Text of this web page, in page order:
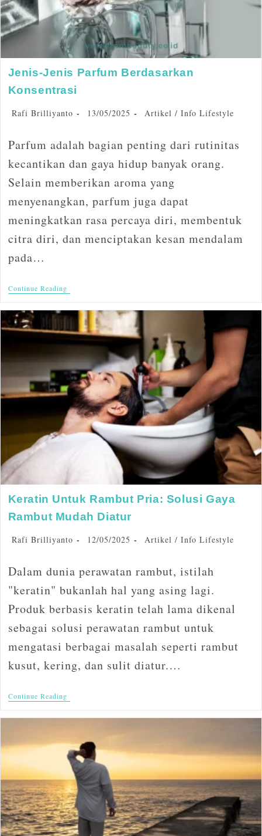
Jenis-Jenis Parfum Berdasarkan
Konsentrasi
Rafi Brilliyanto 13/05/2025 Artikel / Info Lifestyle
Parfum adalah bagian penting dari rutinitas
kecantikan dan gaya hidup banyak orang.
Selain memberikan aroma yang
menyenangkan, parfum juga dapat
meningkatkan rasa percaya diri, membentuk
citra diri, dan menciptakan kesan mendalam
pada…
Continue Reading
Keratin Untuk Rambut Pria: Solusi Gaya
Rambut Mudah Diatur
Rafi Brilliyanto 12/05/2025 Artikel / Info Lifestyle
Dalam dunia perawatan rambut, istilah
"keratin" bukanlah hal yang asing lagi.
Produk berbasis keratin telah lama dikenal
sebagai solusi perawatan rambut untuk
mengatasi berbagai masalah seperti rambut
kusut, kering, dan sulit diatur.…
Continue Reading